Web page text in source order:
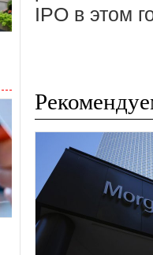
IPO в этом